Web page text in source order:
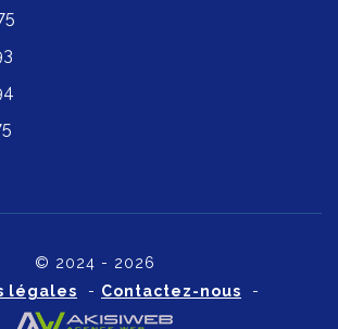
© 2024 - 2026
légales - Contactez-nous -